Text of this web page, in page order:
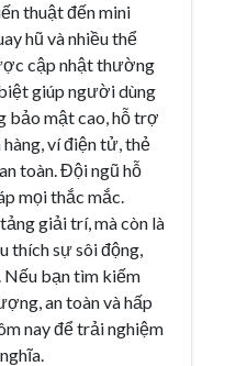
thuật đến mini
hũ và nhiều thể
cập nhật thường
giúp người dùng
bảo mật cao, hỗ trợ
hàng, ví điện tử, thẻ
toàn. Đội ngũ hỗ
mọi thắc mắc.
giải trí, mà còn là
thích sự sôi động,
Nếu bạn tìm kiếm
an toàn và hấp
nay để trải nghiệm